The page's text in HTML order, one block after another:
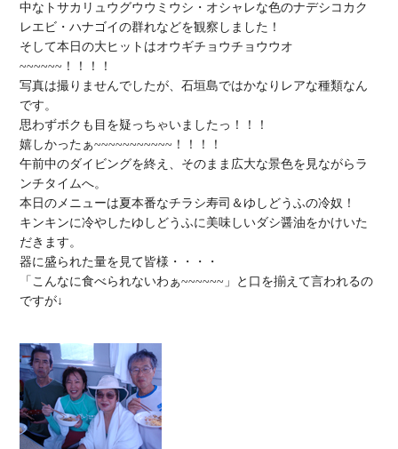
中なトサカリュウグウウミウシ・オシャレな色のナデシコカク
レエビ・ハナゴイの群れなどを観察しました！
そして本日の大ヒットはオウギチョウチョウウオ
~~~~~~！！！！
写真は撮りませんでしたが、石垣島ではかなりレアな種類なん
です。
思わずボクも目を疑っちゃいましたっ！！！
嬉しかったぁ~~~~~~~~~~~！！！！
午前中のダイビングを終え、そのまま広大な景色を見ながらラ
ンチタイムへ。
本日のメニューは夏本番なチラシ寿司＆ゆしどうふの冷奴！
キンキンに冷やしたゆしどうふに美味しいダシ醤油をかけいた
だきます。
器に盛られた量を見て皆様・・・・
「こんなに食べられないわぁ~~~~~~」と口を揃えて言われるの
ですが↓